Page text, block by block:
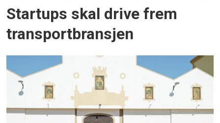
Startups skal drive frem
transportbransjen